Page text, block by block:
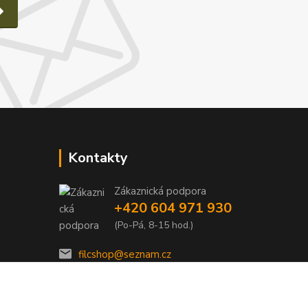
Kontakty
Zákaznická podpora
+420 604 971 930
(Po-Pá, 8-15 hod.)
filcshop@seznam.cz